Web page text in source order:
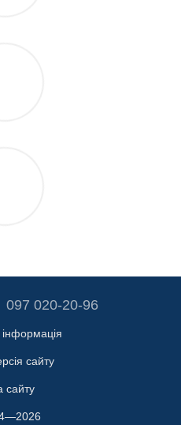
097 020-20-96
інформація
сайту
сайту